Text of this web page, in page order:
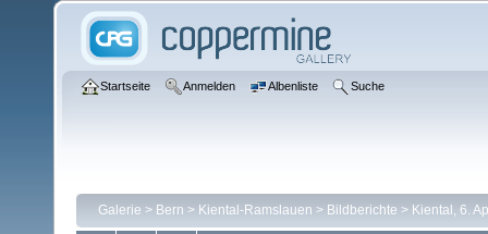
Startseite Anmelden Albenliste Suche
Galerie > Bern > Kiental-Ramslauen > Bildberichte > Kiental, 6.